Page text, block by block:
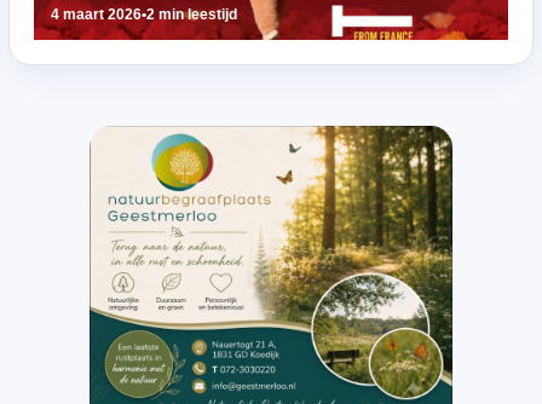
4 maart 2026•2 min leestijd